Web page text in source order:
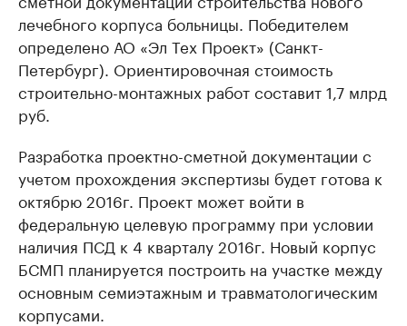
лечебного корпуса больницы. Победителем
определено АО «Эл Тех Проект» (Санкт-
Петербург). Ориентировочная стоимость
строительно-монтажных работ составит 1,7 млрд
руб.
Разработка проектно-сметной документации с
учетом прохождения экспертизы будет готова к
октябрю 2016г. Проект может войти в
федеральную целевую программу при условии
наличия ПСД к 4 кварталу 2016г. Новый корпус
БСМП планируется построить на участке между
основным семиэтажным и травматологическим
корпусами.